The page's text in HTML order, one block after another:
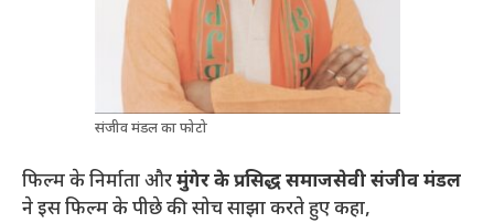
संजीव मंडल का फोटो
फिल्म के निर्माता औरमुंगेर के प्रसिद्ध समाजसेवी संजीव मंडल
ने इस फिल्म के पीछे की सोच साझा करते हुए कहा,